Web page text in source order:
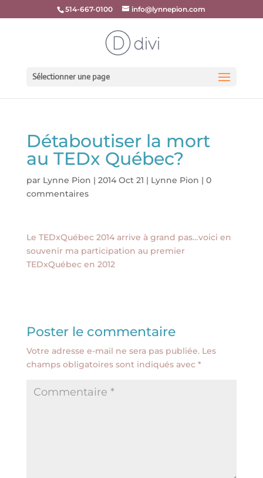
514-667-0100 info@lynnepion.com
Sélectionner une page
Détaboutiser la mort
au TEDx Québec?
par Lynne Pion | 2014 Oct 21 | Lynne Pion | 0
commentaires
Le TEDxQuébec 2014 arrive à grand pas…voici en
souvenir ma participation au premier
TEDxQuébec en 2012
Poster le commentaire
Votre adresse e-mail ne sera pas publiée. Les
champs obligatoires sont indiqués avec *